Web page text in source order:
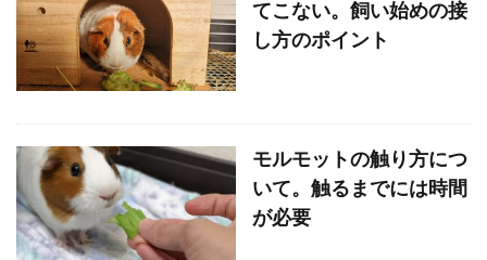
てこない。飼い始めの接
し方のポイント
モルモットの触り方につ
いて。触るまでには時間
が必要